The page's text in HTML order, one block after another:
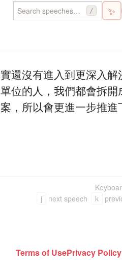
/ ✨
還沒有進入到更深入解
位的人，我們都會拆開
，所以會更進一步推進
j
next speech k
Terms of UsePrivacy Policy